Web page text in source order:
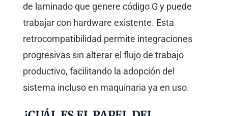
de laminado que genere código G y puede
trabajar con hardware existente. Esta
retrocompatibilidad permite integraciones
progresivas sin alterar el flujo de trabajo
productivo, facilitando la adopción del
sistema incluso en maquinaria ya en uso.